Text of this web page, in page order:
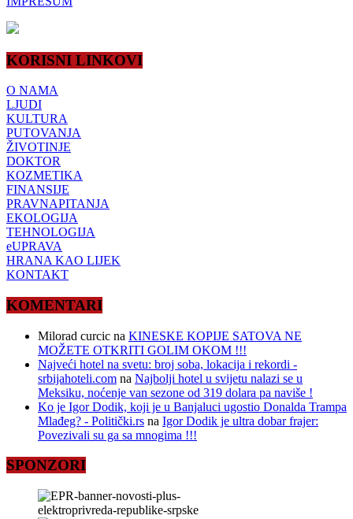
KORISNI LINKOVI
O NAMA
LJUDI
KULTURA
PUTOVANJA
ŽIVOTINJE
DOKTOR
KOZMETIKA
FINANSIJE
PRAVNAPITANJA
EKOLOGIJA
TEHNOLOGIJA
eUPRAVA
HRANA KAO LIJEK
KONTAKT
KOMENTARI
Milorad curcic na KINESKE KOPIJE SATOVA NE
MOŽETE OTKRITI GOLIM OKOM !!!
Najveći hotel na svetu: broj soba, lokacija i rekordi -
srbijahoteli.com na Najbolji hotel u svijetu nalazi se u
Meksiku, noćenje van sezone od 319 dolara pa naviše !
Ko je Igor Dodik, koji je u Banjaluci ugostio Donalda Trampa
Mlađeg? - Politički.rs na Igor Dodik je ultra dobar frajer:
Povezivali su ga sa mnogima !!!
SPONZORI